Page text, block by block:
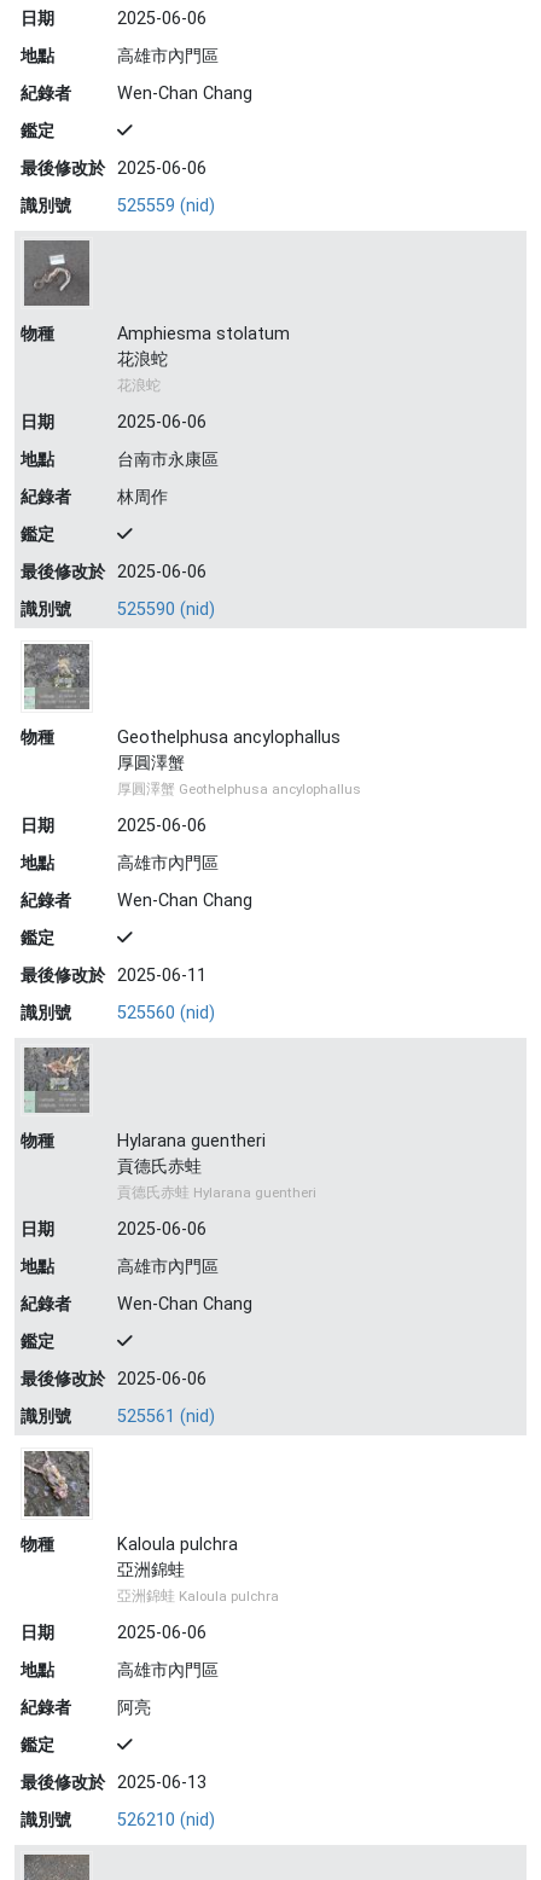
日期
2025-06-06
地點
高雄市內門區
紀錄者
Wen-Chan Chang
鑑定
最後修改於 2025-06-06
識別號
525559 (nid)
物種
Amphiesma stolatum
花浪蛇
花浪蛇
日期
2025-06-06
地點
台南市永康區
紀錄者
林周作
鑑定
最後修改於 2025-06-06
識別號
525590 (nid)
物種
Geothelphusa ancylophallus
厚圓澤蟹
厚圓澤蟹 Geothelphusa ancylophallus
日期
2025-06-06
地點
高雄市內門區
紀錄者
Wen-Chan Chang
鑑定
最後修改於 2025-06-11
識別號
525560 (nid)
物種
Hylarana guentheri
貢德氏赤蛙
貢德氏赤蛙 Hylarana guentheri
日期
2025-06-06
地點
高雄市內門區
紀錄者
Wen-Chan Chang
鑑定
最後修改於 2025-06-06
識別號
525561 (nid)
物種
Kaloula pulchra
亞洲錦蛙
亞洲錦蛙 Kaloula pulchra
日期
2025-06-06
地點
高雄市內門區
紀錄者
阿亮
鑑定
最後修改於 2025-06-13
識別號
526210 (nid)